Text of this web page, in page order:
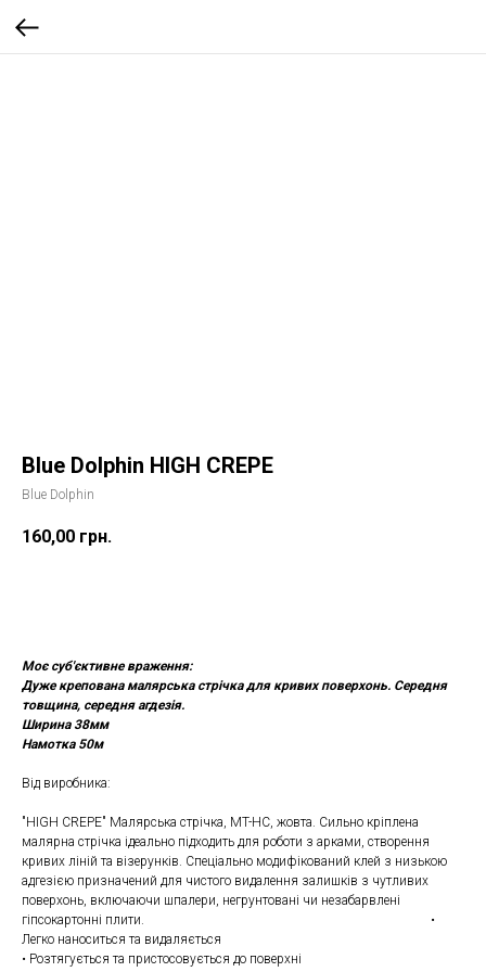
Blue Dolphin HIGH CREPE
Blue Dolphin
160,00 грн.
Моє суб'єктивне враження:
Дуже крепована малярська стрічка для кривих поверхонь. Середня
товщина, середня агдезія.
Ширина 38мм
Намотка 50м
Від виробника:
"HIGH CREPE" Малярська стрічка, MT-HC, жовта. Сильно кріплена
малярна стрічка ідеально підходить для роботи з арками, створення
кривих ліній та візерунків. Спеціально модифікований клей з низькою
адгезією призначений для чистого видалення залишків з чутливих
поверхонь, включаючи шпалери, негрунтовані чи незабарвлені
гіпсокартонні плити. •
Легко наноситься та видаляється
• Розтягується та пристосовується до поверхні